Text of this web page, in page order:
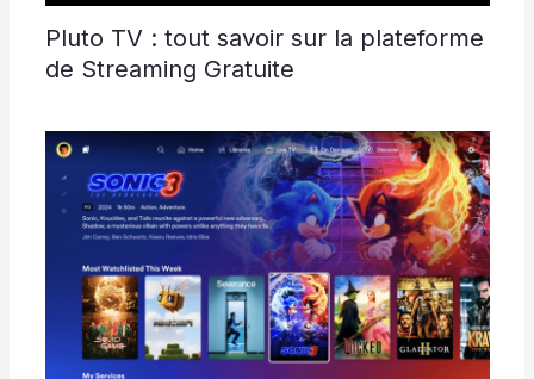
Pluto TV : tout savoir sur la plateforme
de Streaming Gratuite